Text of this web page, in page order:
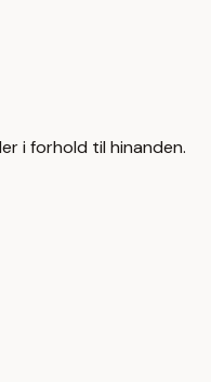
i forhold til hinanden.